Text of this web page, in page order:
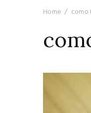
Home como